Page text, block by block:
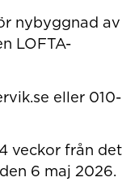
nybyggnad av
LOFTA-
eller 010-
veckor från det
6 maj 2026.